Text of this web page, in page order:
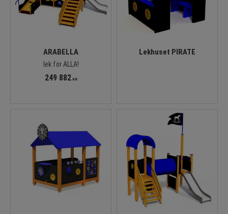
ARABELLA
lek för ALLA!
249 882KR
Lekhuset PIRATE